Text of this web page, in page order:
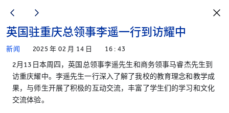
英国驻重庆总领事李遥一行到访耀中
新闻 2025 年 02 月 14 日 16 : 43
2月13日本周四，英国总领事李遥先生和商务领事马睿杰先生到
访重庆耀中。李遥先生一行深入了解了我校的教育理念和教学成
果，与师生开展了积极的互动交流，丰富了学生们的学习和文化
交流体验。